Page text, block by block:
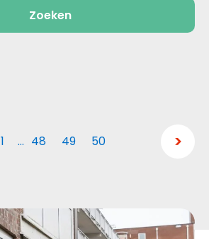
Zoeken
1 … 48 49 50